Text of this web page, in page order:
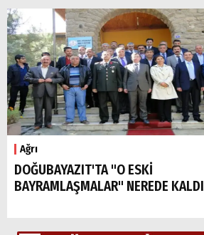
Ağrı
DOĞUBAYAZIT'TA "O ESKİ
BAYRAMLAŞMALAR" NEREDE KALDI